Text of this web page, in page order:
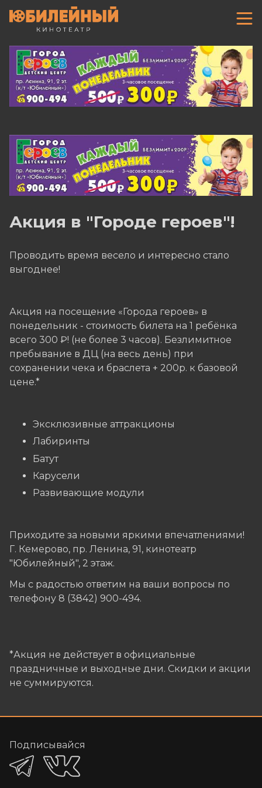
Акция в "Городе героев"!
Проводить время весело и интересно стало
выгоднее!
Акция на посещение «Города героев» в
понедельник - стоимость билета на 1 ребёнка
всего 300 ₽! (не более 3 часов). Безлимитное
пребывание в ДЦ (на весь день) при
сохранении чека и браслета + 200р. к базовой
цене.*
Эксклюзивные аттракционы
Лабиринты
Батут
Карусели
Развивающие модули
Приходите за новыми яркими впечатлениями!
Г. Кемерово, пр. Ленина, 91, кинотеатр
"Юбилейный", 2 этаж.
Мы с радостью ответим на ваши вопросы по
телефону 8 (3842) 900-494.
*Акция не действует в официальные
праздничные и выходные дни. Скидки и акции
не суммируются.
Подписывайся